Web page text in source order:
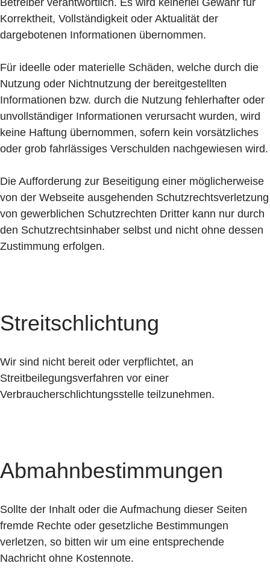
Korrektheit, Vollständigkeit oder Aktualität der
dargebotenen Informationen übernommen.
Für ideelle oder materielle Schäden, welche durch die
Nutzung oder Nichtnutzung der bereitgestellten
Informationen bzw. durch die Nutzung fehlerhafter oder
unvollständiger Informationen verursacht wurden, wird
keine Haftung übernommen, sofern kein vorsätzliches
oder grob fahrlässiges Verschulden nachgewiesen wird.
Die Aufforderung zur Beseitigung einer möglicherweise
von der Webseite ausgehenden Schutzrechtsverletzung
von gewerblichen Schutzrechten Dritter kann nur durch
den Schutzrechtsinhaber selbst und nicht ohne dessen
Zustimmung erfolgen.
Streitschlichtung
Wir sind nicht bereit oder verpflichtet, an
Streitbeilegungsverfahren vor einer
Verbraucherschlichtungsstelle teilzunehmen.
Abmahnbestimmungen
Sollte der Inhalt oder die Aufmachung dieser Seiten
fremde Rechte oder gesetzliche Bestimmungen
verletzen, so bitten wir um eine entsprechende
Nachricht ohne Kostennote.